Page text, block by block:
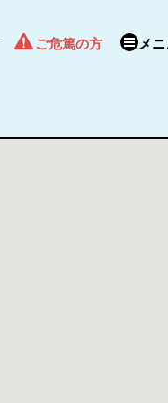
ご危篤の方 メ